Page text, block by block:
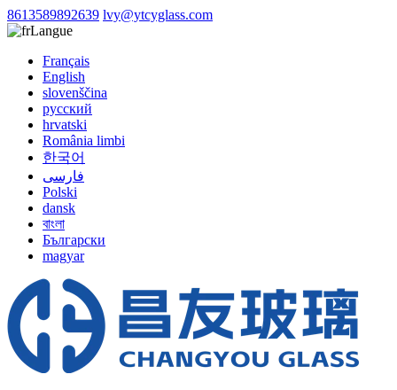
8613589892639 lvy@ytcyglass.com
Langue
Français
English
slovenščina
русский
hrvatski
România limbi
한국어
فارسی
Polski
dansk
বাংলা
Български
magyar